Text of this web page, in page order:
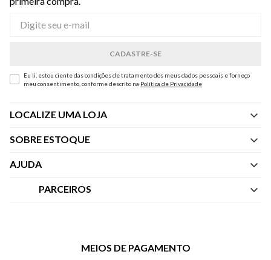
Eu li, estou ciente das condições de tratamento dos meus dados pessoais e forneço
meu consentimento, conforme descrito na Política de Privacidade
LOCALIZE UMA LOJA
SOBRE ESTOQUE
Quem Somos
AJUDA
Central de Atendimento
Trocas e Devoluções
PARCEIROS
Vai de VisaMEIOS DE PAGAMENTO